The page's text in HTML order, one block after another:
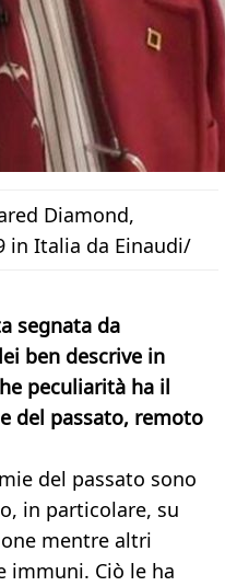
Diamond,
in Italia da Einaudi/
segnata da
ben descrive in
peculiarità ha il
del passato, remoto
del passato sono
in particolare, su
mentre altri
immuni. Ciò le ha